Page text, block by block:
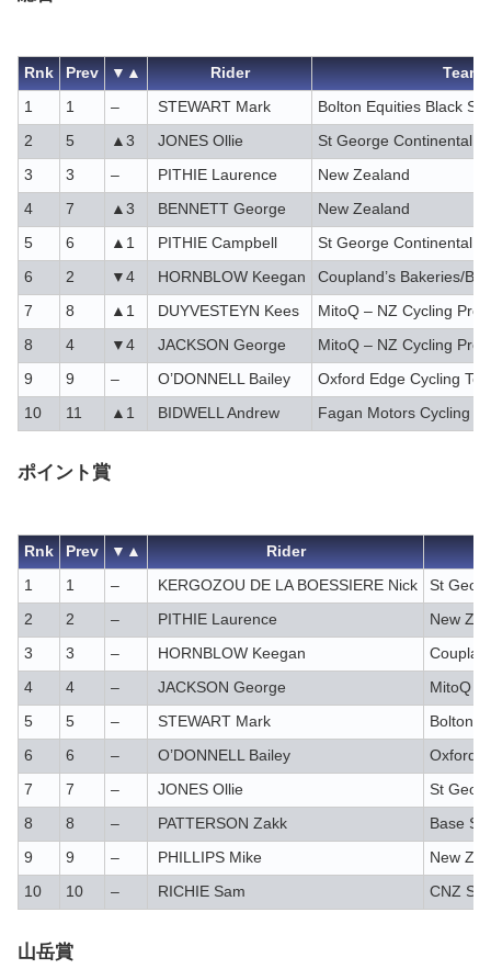
Rnk Prev ▼▲ Rider Team
1 1 – STEWART Mark Bolton Equities Black
2 5 ▲3 JONES Ollie St George Continental
3 3 – PITHIE Laurence New Zealand
4 7 ▲3 BENNETT George New Zealand
5 6 ▲1 PITHIE Campbell St George Continental
6 2 ▼4 HORNBLOW Keegan Coupland’s Bakeries/
7 8 ▲1 DUYVESTEYN Kees MitoQ – NZ Cycling
8 4 ▼4 JACKSON George MitoQ – NZ Cycling
9 9 – O’DONNELL Bailey Oxford Edge Cycling
10 11 ▲1 BIDWELL Andrew Fagan Motors Cycling
ポイント賞
Rnk Prev ▼▲ Rider
1 1 – KERGOZOU DE LA BOESSIERE Nick St
2 2 – PITHIE Laurence New
3 3 – HORNBLOW Keegan
4 4 – JACKSON George MitoQ –
5 5 – STEWART Mark Bolton
6 6 – O’DONNELL Bailey Oxford
7 7 – JONES Ollie St
8 8 – PATTERSON Zakk Base
9 9 – PHILLIPS Mike New
10 10 – RICHIE Sam CNZ
山岳賞